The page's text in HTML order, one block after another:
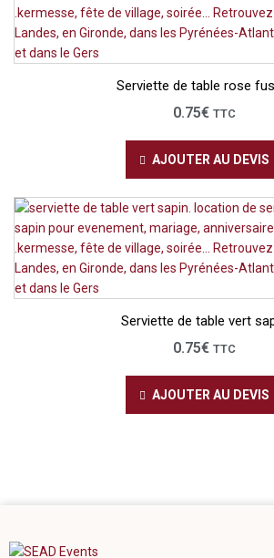
Serviette de table rose
0.75€ TTC
AJOUTER AU DEVIS
Serviette de table vert
0.75€ TTC
AJOUTER AU DEVIS